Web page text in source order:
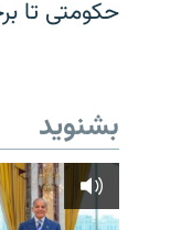
حکومتی تا
بشنوید